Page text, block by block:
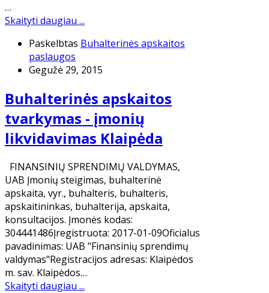
…
Skaityti daugiau ...
Paskelbtas Buhalterinės apskaitos
paslaugos
Gegužė 29, 2015
Buhalterinės apskaitos
tvarkymas - įmonių
likvidavimas Klaipėda
FINANSINIŲ SPRENDIMŲ VALDYMAS,
UAB ​Įmonių steigimas, buhalterinė
apskaita, vyr., buhalteris, buhalteris,
apskaitininkas, buhalterija, apskaita,
konsultacijos. Įmonės kodas:
304441486Įregistruota: 2017-01-09Oficialus
pavadinimas: UAB "Finansinių sprendimų
valdymas"Registracijos adresas: Klaipėdos
m. sav. Klaipėdos…
Skaityti daugiau ...